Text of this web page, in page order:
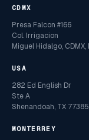
CDMX
Presa Falcon #166
Col. Irrigacion
Miguel Hidalgo, CDMX,
USA
282 Ed English Dr
Ste A
Shenandoah, TX 77385
MONTERREY